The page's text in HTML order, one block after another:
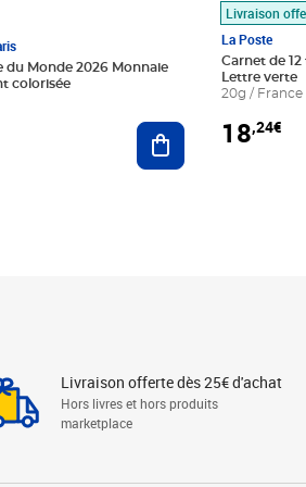
du Monde 2026 Monnaie
colorisée
Ajouter au panier
Livraison
La Poste
Carnet de
Lettre verte
20g / France
18,24€
Livraison offerte dès 25€ d'achat
Hors livres et hors produits
marketplace